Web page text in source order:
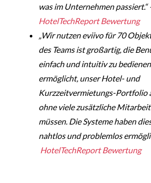
was im Unternehmen passiert.“
HotelTechReport Bewertung
„Wir nutzen eviivo für 70
des Teams ist großartig, die
einfach und intuitiv zu
ermöglicht, unser Hotel- und
Kurzzeitvermietungs-Portfolio
ohne viele zusätzliche
müssen. Die Systeme haben
nahtlos und problemlos
HotelTechReport Bewertung